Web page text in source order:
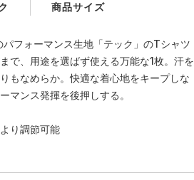
フォーマンス生地「テック」のTシャツ
で、用途を選ばず使える万能な1枚。汗を
もなめらか。快適な着心地をキープしな
マンス発揮を後押しする。
り調節可能
商品サイズ